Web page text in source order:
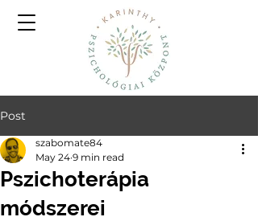
Post
Pszichoterápia
módszerei
szabomate84
May 24 9 min read